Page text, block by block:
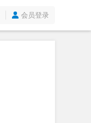
会员登录